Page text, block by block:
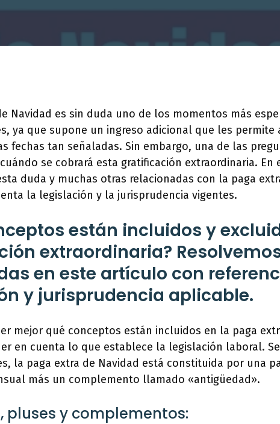
Navidad es sin duda uno de los momentos más
ya que supone un ingreso adicional que les
fechas tan señaladas. Sin embargo, una de las
se cobrará esta gratificación extraordinaria.
duda y muchas otras relacionadas con la paga
la legislación y la jurisprudencia vigentes.
están incluidos y
extraordinaria?
en este artículo con
y jurisprudencia aplicable.
mejor qué conceptos están incluidos en la paga
en cuenta lo que establece la legislación laboral.
la paga extra de Navidad está constituida por una
más un complemento llamado «antigüedad».
pluses y complementos: